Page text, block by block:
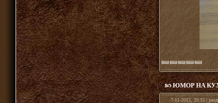
ЮМОР НА
7-11-2012, 20:15 |